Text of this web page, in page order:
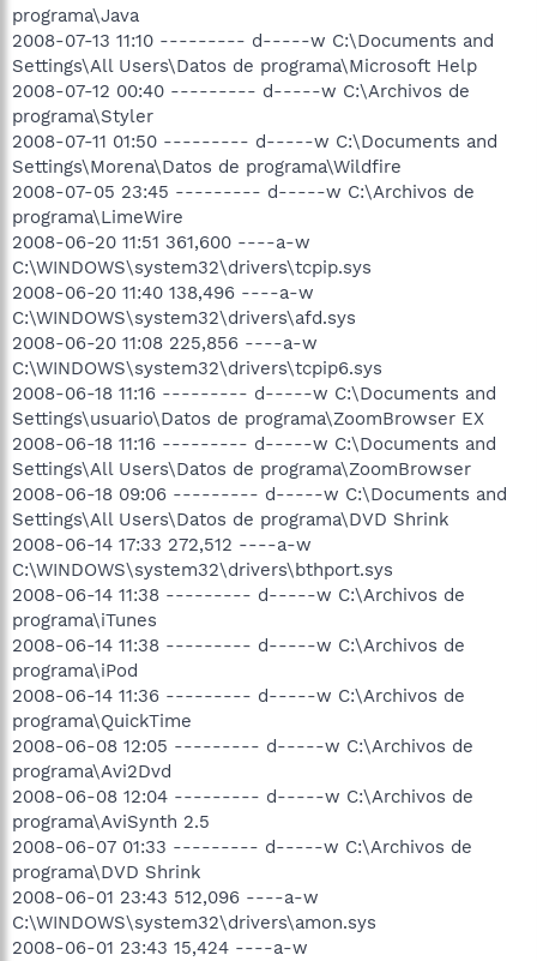
programa\Java
2008-07-13 11:10 --------- d-----w C:\Documents and
Settings\All Users\Datos de programa\Microsoft Help
2008-07-12 00:40 --------- d-----w C:\Archivos de
programa\Styler
2008-07-11 01:50 --------- d-----w C:\Documents and
Settings\Morena\Datos de programa\Wildfire
2008-07-05 23:45 --------- d-----w C:\Archivos de
programa\LimeWire
2008-06-20 11:51 361,600 ----a-w
C:\WINDOWS\system32\drivers\tcpip.sys
2008-06-20 11:40 138,496 ----a-w
C:\WINDOWS\system32\drivers\afd.sys
2008-06-20 11:08 225,856 ----a-w
C:\WINDOWS\system32\drivers\tcpip6.sys
2008-06-18 11:16 --------- d-----w C:\Documents and
Settings\usuario\Datos de programa\ZoomBrowser EX
2008-06-18 11:16 --------- d-----w C:\Documents and
Settings\All Users\Datos de programa\ZoomBrowser
2008-06-18 09:06 --------- d-----w C:\Documents and
Settings\All Users\Datos de programa\DVD Shrink
2008-06-14 17:33 272,512 ----a-w
C:\WINDOWS\system32\drivers\bthport.sys
2008-06-14 11:38 --------- d-----w C:\Archivos de
programa\iTunes
2008-06-14 11:38 --------- d-----w C:\Archivos de
programa\iPod
2008-06-14 11:36 --------- d-----w C:\Archivos de
programa\QuickTime
2008-06-08 12:05 --------- d-----w C:\Archivos de
programa\Avi2Dvd
2008-06-08 12:04 --------- d-----w C:\Archivos de
programa\AviSynth 2.5
2008-06-07 01:33 --------- d-----w C:\Archivos de
programa\DVD Shrink
2008-06-01 23:43 512,096 ----a-w
C:\WINDOWS\system32\drivers\amon.sys
2008-06-01 23:43 15,424 ----a-w